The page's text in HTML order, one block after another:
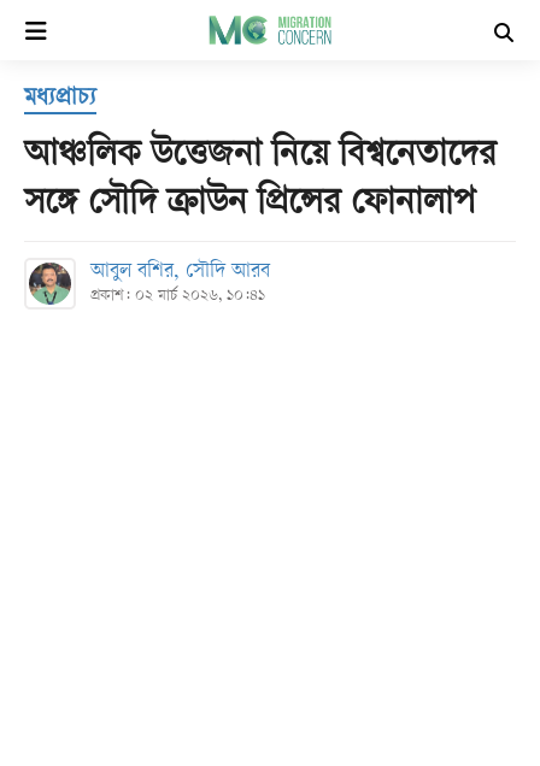
হোম
সর্বশেষ
সব
বিভাগ
মধ্যপ্রাচ্য
আঞ্চলিক উত্তেজনা নিয়ে বিশ্বনেতাদের
সঙ্গে সৌদি ক্রাউন প্রিন্সের ফোনালাপ
আবুল বশির, সৌদি আরব
প্রকাশ: ০২ মার্চ ২০২৬, ১০:৪১